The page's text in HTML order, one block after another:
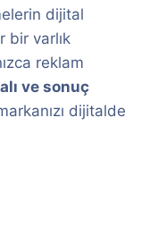
dijital
bir varlık
reklam
ve sonuç
dijitalde